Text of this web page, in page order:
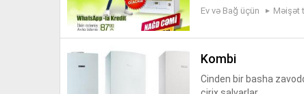
yoxdu
Ev və Bağ üçün Məişət
kombi
Cinden bir basha